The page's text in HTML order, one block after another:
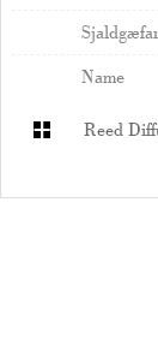
Name
Reed